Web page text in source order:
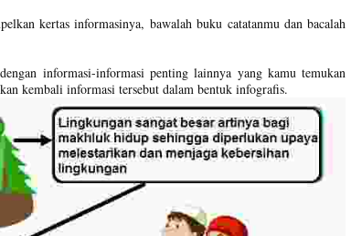
kertas informasinya, bawalah buku catatanmu dan bacalah
informasi-informasi penting lainnya yang kamu temukan
kembali informasi tersebut dalam bentuk infografis.